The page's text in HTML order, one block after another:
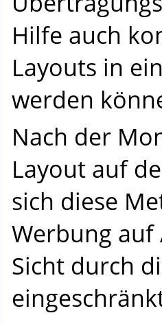
Hilfe auch
Layouts in
werden
Nach der
Layout auf
sich diese
Werbung auf
Sicht durch